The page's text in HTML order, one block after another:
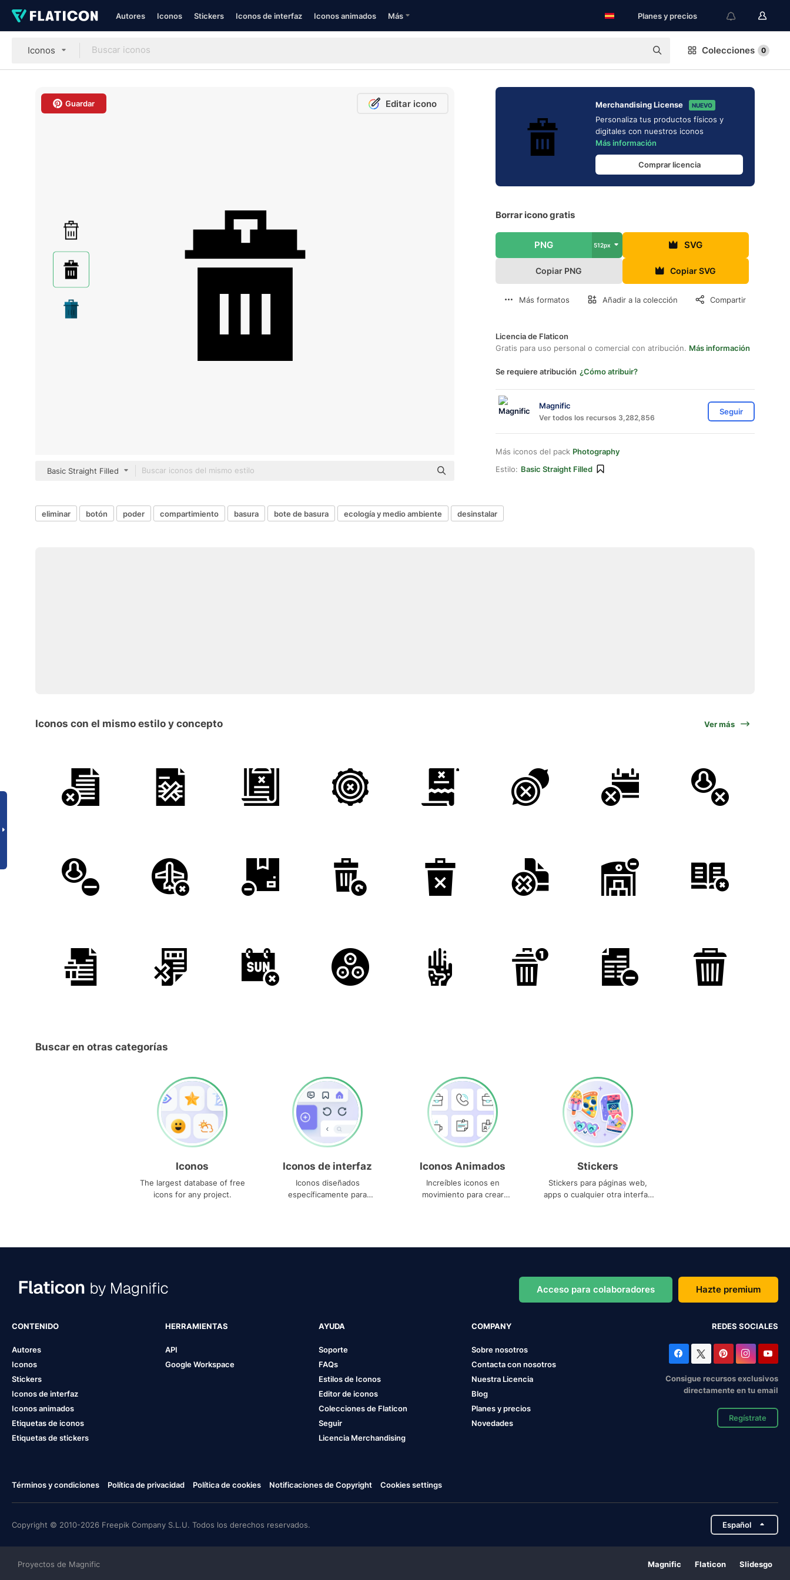
Autores Iconos Stickers Iconos de interfaz Iconos animados Más Planes y precios
Iconos Colecciones 0
Guardar Editar icono
Basic Straight Filled
Merchandising License NUEVO
Personaliza tus productos físicos y
digitales con nuestros iconos
Más información
Comprar licencia
Borrar icono gratis
PNG 512px SVG
Copiar PNG Copiar SVG
Más formatos Añadir a la colección Compartir
Licencia de Flaticon
Gratis para uso personal o comercial con atribución. Más información
Se requiere atribución ¿Cómo atribuir?
Magnific
Ver todos los recursos 3,282,856
Seguir
Más iconos del pack Photography
Estilo: Basic Straight Filled
eliminar botón poder compartimiento basura bote de basura ecología y medio ambiente desinstalar
Iconos con el mismo estilo y concepto Ver más
Buscar en otras categorías
Iconos
The largest database of free
icons for any project.
Iconos de interfaz
Iconos diseñados
específicamente para
Iconos Animados
Increíbles iconos en
movimiento para crear
Stickers
Stickers para páginas web,
apps o cualquier otra interfaz
Acceso para colaboradores Hazte premium
CONTENIDO
Autores
Iconos
Stickers
Iconos de interfaz
Iconos animados
Etiquetas de iconos
Etiquetas de stickers
HERRAMIENTAS
API
Google Workspace
AYUDA
Soporte
FAQs
Estilos de Iconos
Editor de iconos
Colecciones de Flaticon
Seguir
Licencia Merchandising
COMPANY
Sobre nosotros
Contacta con nosotros
Nuestra Licencia
Blog
Planes y precios
Novedades
REDES SOCIALES
Consigue recursos exclusivos
directamente en tu email
Regístrate
Términos y condiciones Política de privacidad Política de cookies Notificaciones de Copyright Cookies settings
Copyright © 2010-2026 Freepik Company S.L.U. Todos los derechos reservados. Español
Proyectos de Magnific Magnific Flaticon Slidesgo